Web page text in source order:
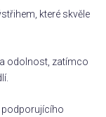
které skvěle
odolnost, zatímco
podporujícího